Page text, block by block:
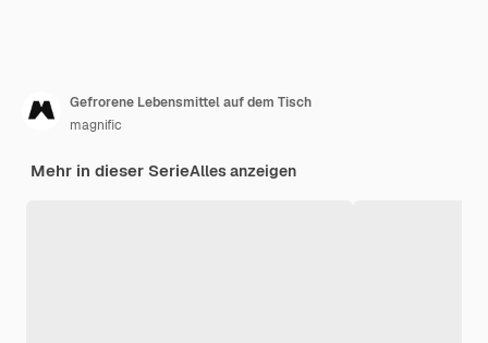
Gefrorene Lebensmittel auf dem Tisch
magnific
Mehr in dieser SerieAlles anzeigen